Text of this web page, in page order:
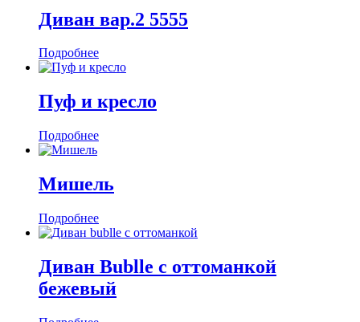
Диван вар.2 5555
Подробнее
Пуф и кресло
Подробнее
Мишель
Подробнее
Диван Bublle с оттоманкой
бежевый